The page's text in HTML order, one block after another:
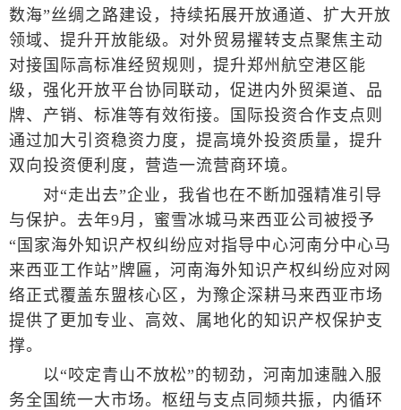
数海”丝绸之路建设，持续拓展开放通道、扩大开放
领域、提升开放能级。对外贸易擢转支点聚焦主动
对接国际高标准经贸规则，提升郑州航空港区能
级，强化开放平台协同联动，促进内外贸渠道、品
牌、产销、标准等有效衔接。国际投资合作支点则
通过加大引资稳资力度，提高境外投资质量，提升
双向投资便利度，营造一流营商环境。
对“走出去”企业，我省也在不断加强精准引导
与保护。去年9月，蜜雪冰城马来西亚公司被授予
“国家海外知识产权纠纷应对指导中心河南分中心马
来西亚工作站”牌匾，河南海外知识产权纠纷应对网
络正式覆盖东盟核心区，为豫企深耕马来西亚市场
提供了更加专业、高效、属地化的知识产权保护支
撑。
以“咬定青山不放松”的韧劲，河南加速融入服
务全国统一大市场。枢纽与支点同频共振，内循环